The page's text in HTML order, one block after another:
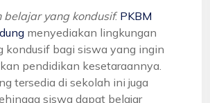
belajar yang kondusif: PKBM
menyediakan lingkungan
kondusif bagi siswa yang ingin
pendidikan kesetaraannya.
tersedia di sekolah ini juga
siswa dapat belajar